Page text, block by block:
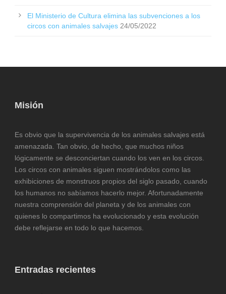
El Ministerio de Cultura elimina las subvenciones a los
circos con animales salvajes 24/05/2022
Misión
Es obvio que la supervivencia de los animales salvajes está
amenazada. Tan obvio, de hecho, que muchos niños
lógicamente se desconciertan cuando los ven en los circos.
Los circos con animales siguen mostrándolos como las
exhibiciones de monstruos propios del siglo pasado, cuando
los humanos no sabíamos hacerlo mejor. Afortunadamente
nuestra comprensión del planeta y de los animales con
quienes lo compartimos ha evolucionado y esta evolución
debe reflejarse en todo lo que hacemos.
Entradas recientes